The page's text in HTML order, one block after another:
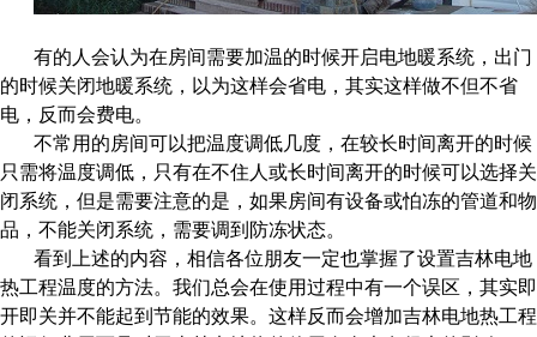
有的人会认为在房间需要加温的时候开启电地暖系统，出门
的时候关闭地暖系统，以为这样会省电，其实这样做不但不省
电，反而会费电。
不常用的房间可以把温度调低几度，在较长时间离开的时候
只需将温度调低，只有在不住人或长时间离开的时候可以选择关
闭系统，但是需要注意的是，如果房间有设备或怕冻的管道和物
品，不能关闭系统，需要调到防冻状态。
看到上述的内容，相信各位朋友一定也掌握了设置吉林电地
热工程温度的方法。我们总会在使用过程中有一个误区，其实即
开即关并不能起到节能的效果。这样反而会增加吉林电地热工程